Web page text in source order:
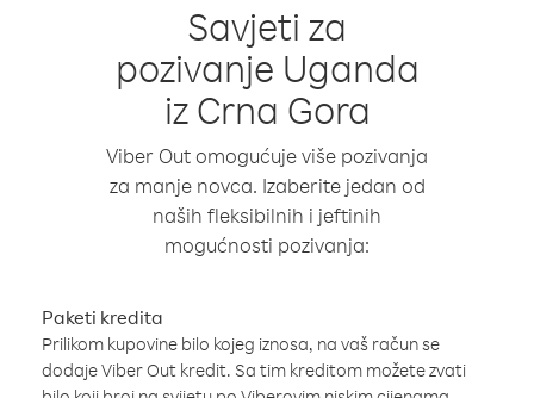
Savjeti za
pozivanje Uganda
iz Crna Gora
Viber Out omogućuje više pozivanja
za manje novca. Izaberite jedan od
naših fleksibilnih i jeftinih
mogućnosti pozivanja:
Paketi kredita
Prilikom kupovine bilo kojeg iznosa, na vaš račun se
dodaje Viber Out kredit. Sa tim kreditom možete zvati